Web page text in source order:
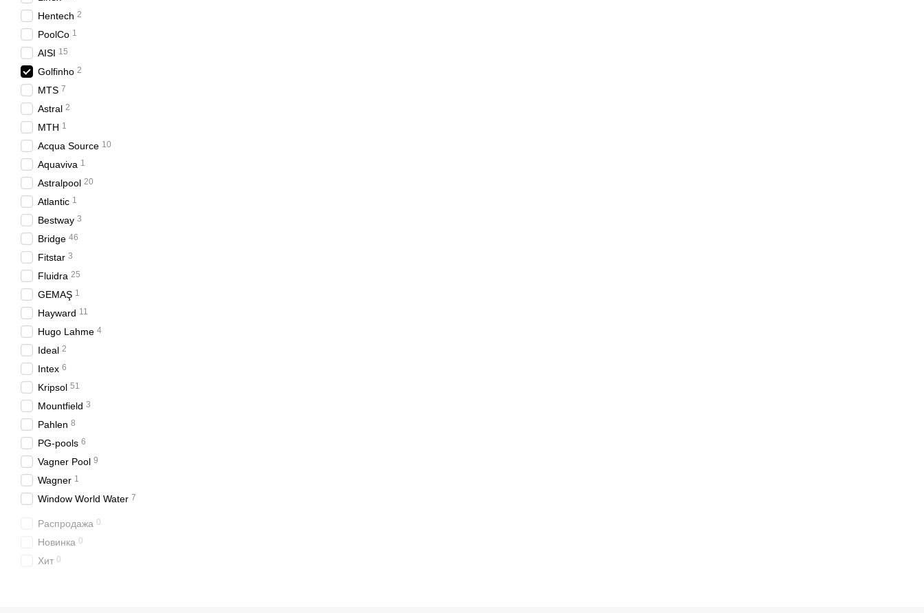
Hentech 2
PoolCo 1
AISI 15
Golfinho 2
MTS 7
Astral 2
MTH 1
Acqua Source 10
Aquaviva 1
Astralpool 20
Atlantic 1
Bestway 3
Bridge 46
Fitstar 3
Fluidra 25
GEMAŞ 1
Hayward 11
Hugo Lahme 4
Ideal 2
Intex 6
Kripsol 51
Mountfield 3
Pahlen 8
PG-pools 6
Vagner Pool 9
Wagner 1
Window World Water 7
Распродажа 0
Новинка 0
Хит 0